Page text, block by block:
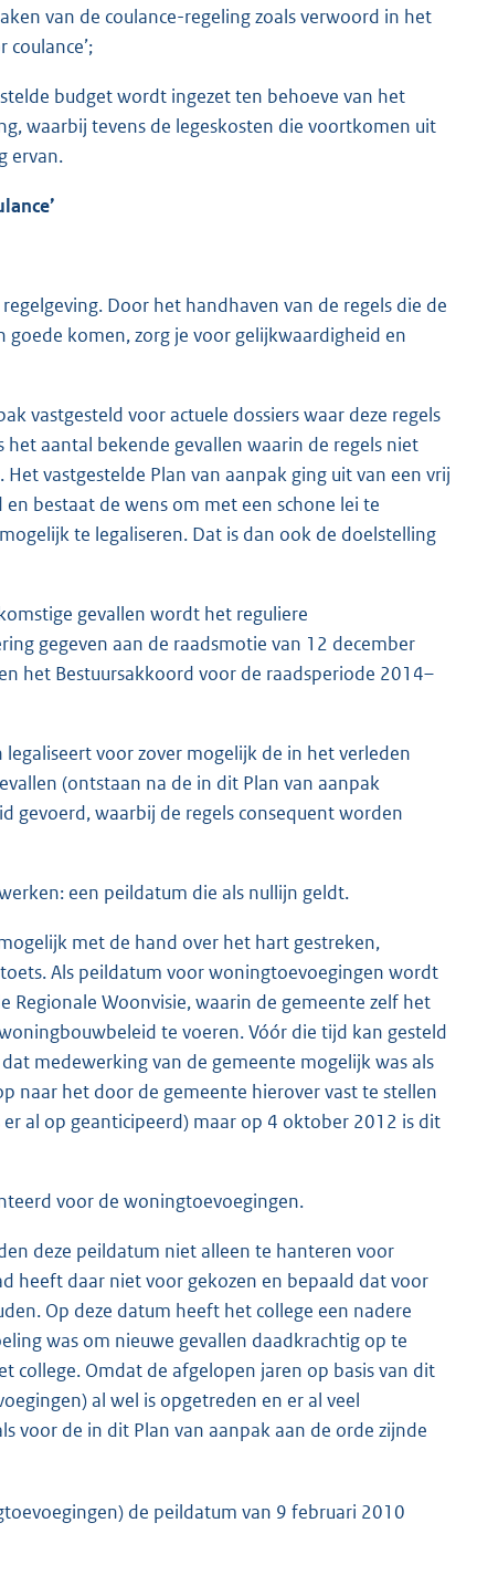
van de coulance-regeling zoals verwoord in het
budget wordt ingezet ten behoeve van het
waarbij tevens de legeskosten die voortkomen uit
ervan.
Door het handhaven van de regels die de
komen, zorg je voor gelijkwaardigheid en
vastgesteld voor actuele dossiers waar deze regels
aantal bekende gevallen waarin de regels niet
vastgestelde Plan van aanpak ging uit van een vrij
bestaat de wens om met een schone lei te
te legaliseren. Dat is dan ook de doelstelling
gevallen wordt het reguliere
gegeven aan de raadsmotie van 12 december
het Bestuursakkoord voor de raadsperiode 2014–
voor zover mogelijk de in het verleden
(ontstaan na de in dit Plan van aanpak
gevoerd, waarbij de regels consequent worden
een peildatum die als nullijn geldt.
met de hand over het hart gestreken,
Als peildatum voor woningtoevoegingen wordt
Woonvisie, waarin de gemeente zelf het
te voeren. Vóór die tijd kan gesteld
medewerking van de gemeente mogelijk was als
naar het door de gemeente hierover vast te stellen
al op geanticipeerd) maar op 4 oktober 2012 is dit
voor de woningtoevoegingen.
deze peildatum niet alleen te hanteren voor
heeft daar niet voor gekozen en bepaald dat voor
Op deze datum heeft het college een nadere
was om nieuwe gevallen daadkrachtig op te
college. Omdat de afgelopen jaren op basis van dit
al wel is opgetreden en er al veel
voor de in dit Plan van aanpak aan de orde zijnde
de peildatum van 9 februari 2010